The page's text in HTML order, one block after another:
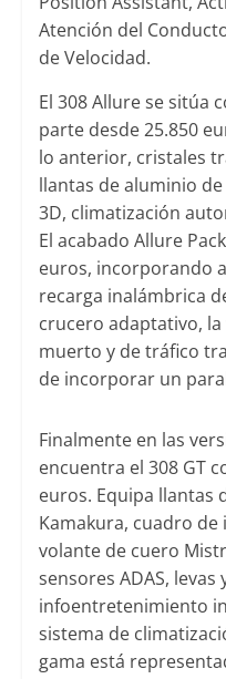
Atención del
de Velocidad.
El 308 Allure se sitúa
parte desde 25.850
lo anterior, cristales
llantas de aluminio
3D, climatización
El acabado Allure
euros, incorporando
recarga inalámbrica
crucero adaptativo,
muerto y de tráfico
de incorporar un
Finalmente en las
encuentra el 308 GT
euros. Equipa llantas
Kamakura, cuadro
volante de cuero
sensores ADAS,
infoentretenimiento
sistema de
gama está